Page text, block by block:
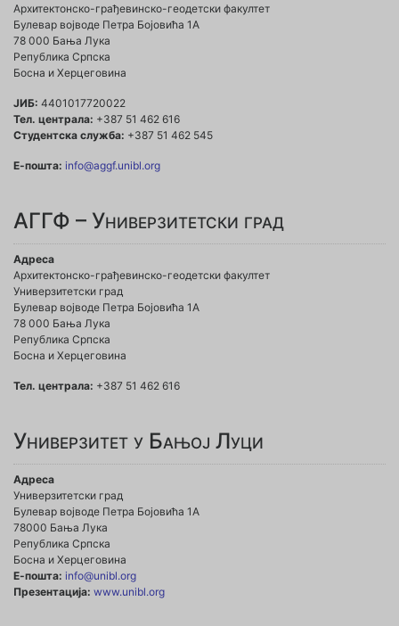
Архитектонско-грађевинско-геодетски факултет
Булевар војводе Петра Бојовића 1A
78 000 Бања Лука
Република Српска
Босна и Херцеговина
ЈИБ: 4401017720022
Тел. централа: +387 51 462 616
Студентска служба: +387 51 462 545
Е-пошта: info@aggf.unibl.org
АГГФ – Универзитетски град
Адреса
Архитектонско-грађевинско-геодетски факултет
Универзитетски град
Булевар војводе Петра Бојовића 1A
78 000 Бања Лука
Република Српска
Босна и Херцеговина
Тел. централа: +387 51 462 616
Универзитет у Бањој Луци
Адреса
Универзитетски град
Булевар војводе Петра Бојовића 1А
78000 Бања Лука
Република Српска
Босна и Херцеговина
Е-пошта: info@unibl.org
Презентација: www.unibl.org